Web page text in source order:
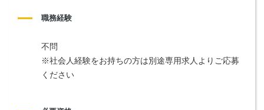
職務経験
不問
※社会人経験をお持ちの方は別途専用求人よりご応募
ください